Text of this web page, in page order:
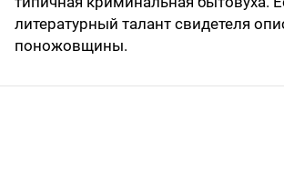
литературный талант свидетеля
поножовщины.